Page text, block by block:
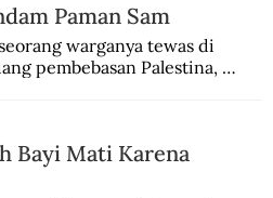
Paman Sam
warganya tewas di
pembebasan Palestina,
Bayi Mati Karena